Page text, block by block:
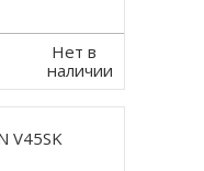
Нет в
наличии